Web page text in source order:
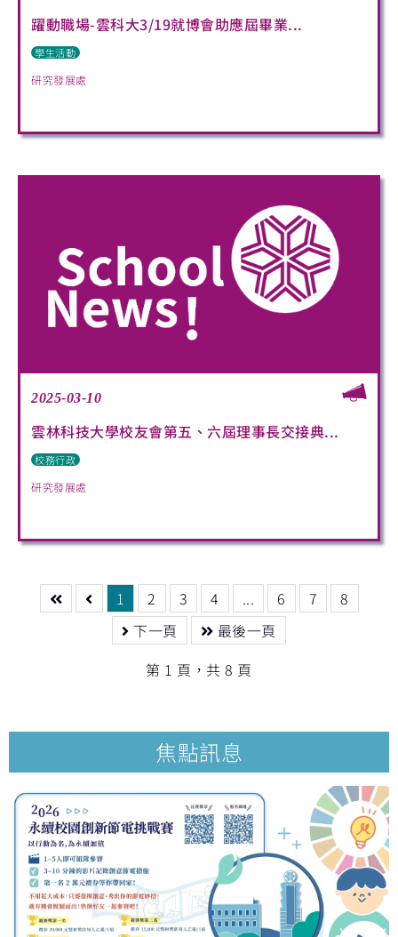
躍動職場-雲科大3/19就博會助應屆畢業...
學生活動
研究發展處
2025-03-10
雲林科技大學校友會第五、六屆理事長交接典...
校務行政
研究發展處
1 2 3 4 ... 6 7
8
下一頁
最後一頁
第 1 頁，共 8 頁
焦點訊息